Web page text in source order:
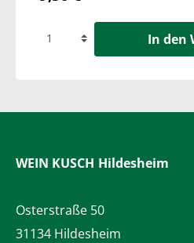
In den
WEIN KUSCH Hildesheim
Osterstraße 50
31134 Hildesheim